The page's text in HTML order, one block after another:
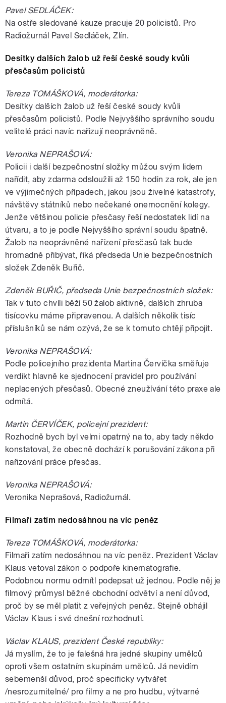
Pavel SEDLÁČEK:
Na ostře sledované kauze pracuje 20 policistů. Pro
Radiožurnál Pavel Sedláček, Zlín.
Desítky dalších žalob už řeší české soudy kvůli
přesčasům policistů
Tereza TOMÁŠKOVÁ, moderátorka:
Desítky dalších žalob už řeší české soudy kvůli
přesčasům policistů. Podle Nejvyššího správního soudu
velitelé práci navíc nařizují neoprávněně.
Veronika NEPRAŠOVÁ:
Policii i další bezpečnostní složky můžou svým lidem
nařídit, aby zdarma odsloužili až 150 hodin za rok, ale jen
ve výjimečných případech, jakou jsou živelné katastrofy,
návštěvy státníků nebo nečekané onemocnění kolegy.
Jenže většinou policie přesčasy řeší nedostatek lidí na
útvaru, a to je podle Nejvyššího správní soudu špatně.
Žalob na neoprávněné nařízení přesčasů tak bude
hromadně přibývat, říká předseda Unie bezpečnostních
složek Zdeněk Buřič.
Zdeněk BUŘIČ, předseda Unie bezpečnostních složek:
Tak v tuto chvíli běží 50 žalob aktivně, dalších zhruba
tisícovku máme připravenou. A dalších několik tisíc
příslušníků se nám ozývá, že se k tomuto chtějí připojit.
Veronika NEPRAŠOVÁ:
Podle policejního prezidenta Martina Červíčka směřuje
verdikt hlavně ke sjednocení pravidel pro používání
neplacených přesčasů. Obecné zneužívání této praxe ale
odmítá.
Martin ČERVÍČEK, policejní prezident:
Rozhodně bych byl velmi opatrný na to, aby tady někdo
konstatoval, že obecně dochází k porušování zákona při
nařizování práce přesčas.
Veronika NEPRAŠOVÁ:
Veronika Neprašová, Radiožurnál.
Filmaři zatím nedosáhnou na víc peněz
Tereza TOMÁŠKOVÁ, moderátorka:
Filmaři zatím nedosáhnou na víc peněz. Prezident Václav
Klaus vetoval zákon o podpoře kinematografie.
Podobnou normu odmítl podepsat už jednou. Podle něj je
filmový průmysl běžné obchodní odvětví a není důvod,
proč by se měl platit z veřejných peněz. Stejně obhájil
Václav Klaus i své dnešní rozhodnutí.
Václav KLAUS, prezident České republiky:
Já myslím, že to je falešná hra jedné skupiny umělců
oproti všem ostatním skupinám umělců. Já nevidím
sebemenší důvod, proč specificky vytvářet
/nesrozumitelné/ pro filmy a ne pro hudbu, výtvarné